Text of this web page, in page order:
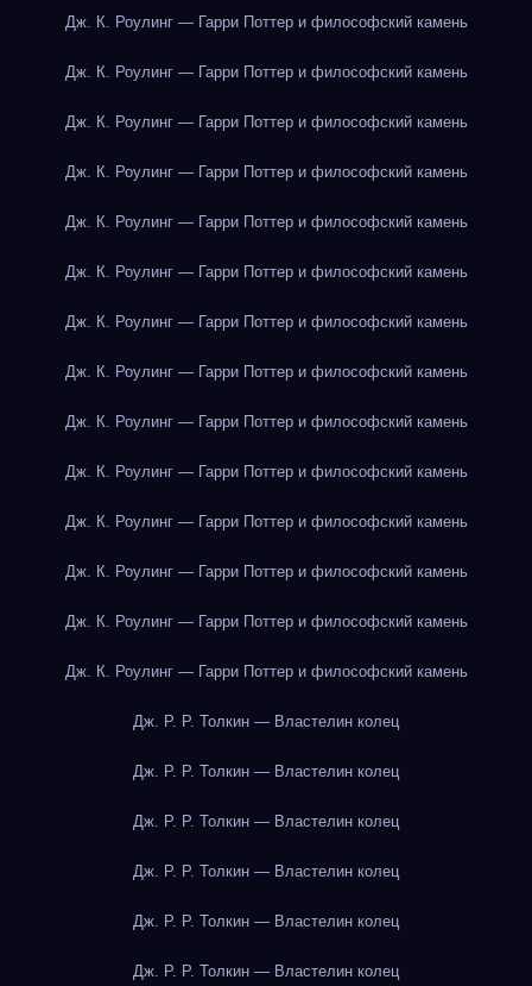
Дж. К. Роулинг — Гарри Поттер и философский камень
Дж. К. Роулинг — Гарри Поттер и философский камень
Дж. К. Роулинг — Гарри Поттер и философский камень
Дж. К. Роулинг — Гарри Поттер и философский камень
Дж. К. Роулинг — Гарри Поттер и философский камень
Дж. К. Роулинг — Гарри Поттер и философский камень
Дж. К. Роулинг — Гарри Поттер и философский камень
Дж. К. Роулинг — Гарри Поттер и философский камень
Дж. К. Роулинг — Гарри Поттер и философский камень
Дж. К. Роулинг — Гарри Поттер и философский камень
Дж. К. Роулинг — Гарри Поттер и философский камень
Дж. К. Роулинг — Гарри Поттер и философский камень
Дж. К. Роулинг — Гарри Поттер и философский камень
Дж. К. Роулинг — Гарри Поттер и философский камень
Дж. Р. Р. Толкин — Властелин колец
Дж. Р. Р. Толкин — Властелин колец
Дж. Р. Р. Толкин — Властелин колец
Дж. Р. Р. Толкин — Властелин колец
Дж. Р. Р. Толкин — Властелин колец
Дж. Р. Р. Толкин — Властелин колец